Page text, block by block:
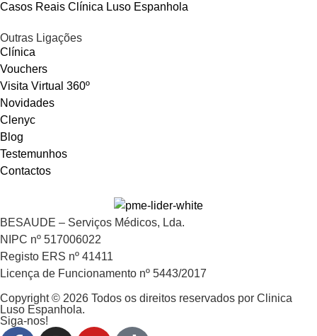
Casos Reais Clínica Luso Espanhola
Outras Ligações
Clínica
Vouchers
Visita Virtual 360º
Novidades
Clenyc
Blog
Testemunhos
Contactos
BESAUDE – Serviços Médicos, Lda.
NIPC nº 517006022
Registo ERS nº 41411
Licença de Funcionamento nº 5443/2017
Copyright © 2026 Todos os direitos reservados por Clinica
Luso Espanhola.
Siga-nos!